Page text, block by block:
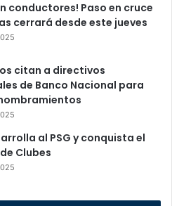
conductores! Paso en cruce
cerrará desde este jueves
citan a directivos
de Banco Nacional para
al PSG y conquista el
Clubes